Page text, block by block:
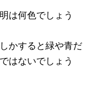
は何色でしょう
かすると緑や青だ
はないでしょう